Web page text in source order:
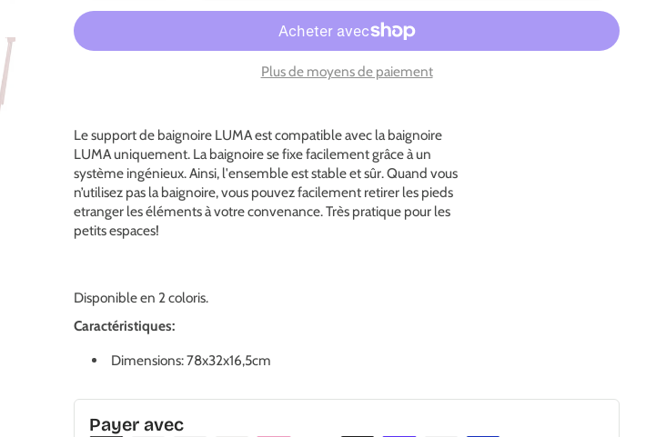
Plus de moyens de paiement
Le support de baignoire LUMA est compatible avec la baignoire
LUMA uniquement. La baignoire se fixe facilement grâce à un
système ingénieux. Ainsi, l'ensemble est stable et sûr. Quand vous
n’utilisez pas la baignoire, vous pouvez facilement retirer les pieds
etranger les éléments à votre convenance. Très pratique pour les
petits espaces!
Disponible en 2 coloris.
Caractéristiques:
Dimensions:78x32x16,5cm
Payer avec